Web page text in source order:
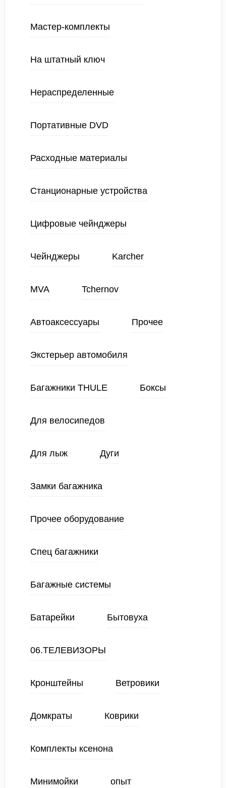
Мастер-комплекты
На штатный ключ
Нераспределенные
Портативные DVD
Расходные материалы
Станционарные устройства
Цифровые чейнджеры
Чейнджеры Karcher
MVA Tchernov
Автоаксессуары Прочее
Экстерьер автомобиля
Багажники THULE Боксы
Для велосипедов
Для лыж Дуги
Замки багажника
Прочее оборудование
Спец багажники
Багажные системы
Батарейки Бытовуха
06.ТЕЛЕВИЗОРЫ
Кронштейны Ветровики
Домкраты Коврики
Комплекты ксенона
Минимойки опыт